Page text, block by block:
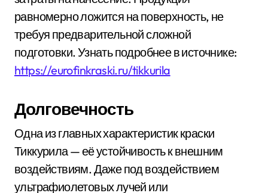
равномерно ложится на поверхность, не
требуя предварительной сложной
подготовки. Узнать подробнее в источнике:
https://eurofinkraski.ru/tikkurila
Долговечность
Одна из главных характеристик краски
Тиккурила — её устойчивость к внешним
воздействиям. Даже под воздействием
ультрафиолетовых лучей или